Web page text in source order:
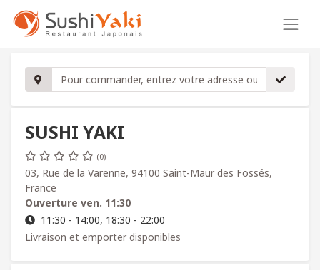
SUSHI YAKI
(0)
03, Rue de la Varenne, 94100 Saint-Maur des Fossés,
France
Ouverture ven. 11:30
11:30 - 14:00, 18:30 - 22:00
Livraison et emporter disponibles